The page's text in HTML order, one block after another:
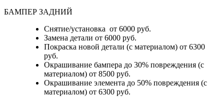
БАМПЕР ЗАДНИЙ
Снятие/установка от 6000 руб.
Замена детали от 6000 руб.
Покраска новой детали (с материалом) от 6300
руб.
Окрашивание бампера до 30% повреждения (с
материалом) от 8500 руб.
Окрашивание элемента до 50% повреждения (с
материалом) от 6300 руб.